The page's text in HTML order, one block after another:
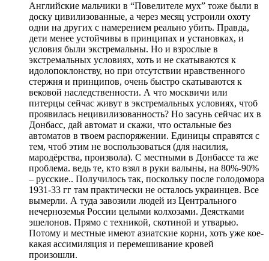
Английские мальчики в “Повелителе мух” тоже были в
доску цивилизованные, а через месяц устроили охоту
одни на других с намерением реально убить. Правда,
дети менее устойчивы в принципах и установках, и
условия были экстремальны. Но и взрослые в
экстремальных условиях, хоть и не скатываются к
идолопоклонству, но при отсутствии нравственного
стержня и принципов, очень быстро скатываются к
вековой наследственности. А что москвичи или
питерцы сейчас живут в экстремальных условиях, чтоб
проявилась нецивилизованность? Но засунь сейчас их в
Донбасс, дай автомат и скажи, что остальные без
автоматов в твоем распоряжении. Единицы справятся с
тем, чтоб этим не воспользоваться (для насилия,
мародёрства, произвола). С местными в Донбассе та же
проблема. ведь те, кто взял в руки валыны, на 80%-90%
– русские.. Получилось так, поскольку после голодомора
1931-33 гг там практически не осталось украинцев. Все
вымерли. А туда завозили людей из Центрального
нечерноземья России целыми колхозами. Деястками
эшелонов. Прямо с техникой, скотиной и утварью.
Потому и местные имеют азиатские корни, хоть уже кое-
какая ассимиляция и перемешивание кровей
произошли.